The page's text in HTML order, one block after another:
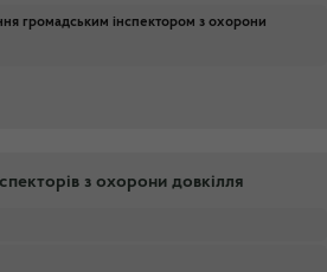
громадським інспектором з охорони
з охорони довкілля